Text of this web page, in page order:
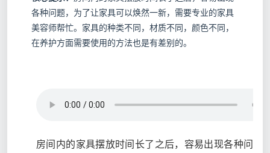
各种问题，为了让家具可以焕然一新，需要专业的家具
美容师帮忙。家具的种类不同，材质不同，颜色不同，
在养护方面需要使用的方法也是有差别的。
房间内的家具摆放时间长了之后，容易出现各种问